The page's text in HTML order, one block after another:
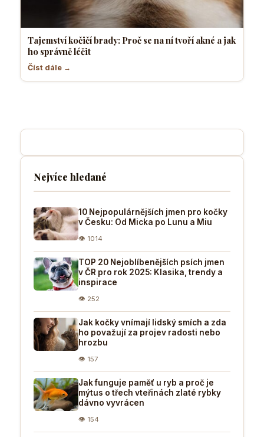
Tajemství kočičí brady: Proč se na ní tvoří akné a jak
ho správně léčit
Číst dále →
Nejvíce hledané
10 Nejpopulárnějších jmen pro kočky
v Česku: Od Micka po Lunu a Miu
👁 1014
TOP 20 Nejoblíbenějších psích jmen
v ČR pro rok 2025: Klasika, trendy a
inspirace
👁 252
Jak kočky vnímají lidský smích a zda
ho považují za projev radosti nebo
hrozbu
👁 157
Jak funguje paměť u ryb a proč je
mýtus o třech vteřinách zlaté rybky
dávno vyvrácen
👁 154